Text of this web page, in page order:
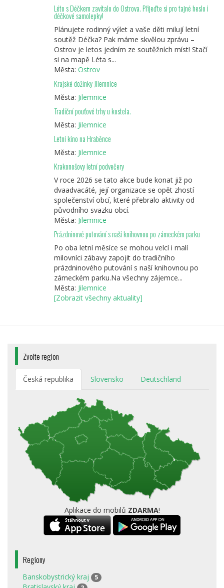
Léto s Déčkem zavítalo do Ostrova. Přijeďte si pro tajné heslo i
déčkové samolepky!
Plánujete rodinný výlet a vaše děti milují letní
soutěž Déčka? Pak máme skvělou zprávu –
Ostrov je letos jedním ze soutěžních míst! Stačí
si na mapě Léta s...
Města: Ostrov
Krajské dožínky Jilemnice
Města: Jilemnice
Tradiční pouťové trhy u kostela.
Města: Jilemnice
Letní kino na Hraběnce
Města: Jilemnice
Krakonošovy letní podvečery
V roce 2026 se tato akce bude konat již po
dvaadvacáté, její organizace se opět zhostí
společenství obcí, které přebralo aktivity od
původního svazku obcí.
Města: Jilemnice
Prázdninové putování s naší knihovnou po zámeckém parku
Po oba letní měsíce se mohou velcí i malí
milovníci zábavy zapojit do tradičního
prázdninového putování s naší knihovnou po
zámeckém parku.Na všechny zájemce...
Města: Jilemnice
[Zobrazit všechny aktuality]
Zvolte region
Česká republika Slovensko Deutschland
Aplikace do mobilů ZDARMA!
Regiony
Banskobystrický kraj 5